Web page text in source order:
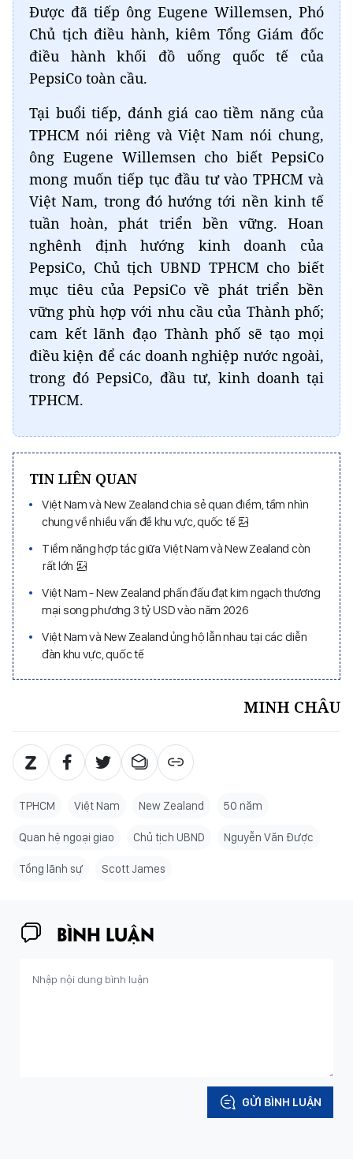
Được đã tiếp ông Eugene Willemsen, Phó
Chủ tịch điều hành, kiêm Tổng Giám đốc
điều hành khối đồ uống quốc tế của
PepsiCo toàn cầu.
Tại buổi tiếp, đánh giá cao tiềm năng của
TPHCM nói riêng và Việt Nam nói chung,
ông Eugene Willemsen cho biết PepsiCo
mong muốn tiếp tục đầu tư vào TPHCM và
Việt Nam, trong đó hướng tới nền kinh tế
tuần hoàn, phát triển bền vững. Hoan
nghênh định hướng kinh doanh của
PepsiCo, Chủ tịch UBND TPHCM cho biết
mục tiêu của PepsiCo về phát triển bền
vững phù hợp với nhu cầu của Thành phố;
cam kết lãnh đạo Thành phố sẽ tạo mọi
điều kiện để các doanh nghiệp nước ngoài,
trong đó PepsiCo, đầu tư, kinh doanh tại
TPHCM.
TIN LIÊN QUAN
Việt Nam và New Zealand chia sẻ quan điểm, tầm nhìn
chung về nhiều vấn đề khu vực, quốc tế
Tiềm năng hợp tác giữa Việt Nam và New Zealand còn
rất lớn
Việt Nam - New Zealand phấn đấu đạt kim ngạch thương
mại song phương 3 tỷ USD vào năm 2026
Việt Nam và New Zealand ủng hộ lẫn nhau tại các diễn
đàn khu vực, quốc tế
MINH CHÂU
TPHCM Việt Nam New Zealand 50 năm
Quan hệ ngoại giao Chủ tịch UBND Nguyễn Văn Được
Tổng lãnh sự Scott James
BÌNH LUẬN
GỬI BÌNH LUẬN